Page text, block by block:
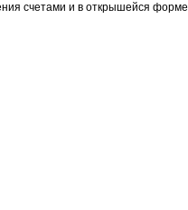
счетами и в открышейся форме